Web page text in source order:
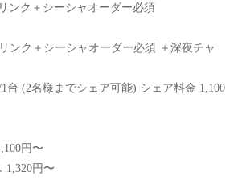
ンク＋シーシャオーダー必須
リンク＋シーシャオーダー必須 ＋深夜チャ
1台 (2名様までシェア可能) シェア料金 1,100
円〜
1,320円〜